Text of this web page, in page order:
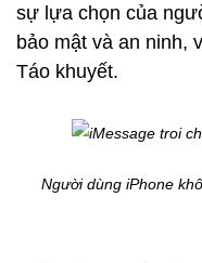
sự lựa chọn của
bảo mật và an ninh,
Táo khuyết.
Người dùng iPhone